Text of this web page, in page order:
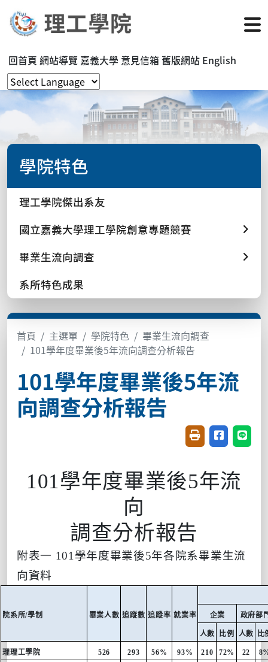
回首頁 網站導覽 嘉義大學 意見信箱 舊版網站 English
學院特色
理工學院傑出系友
國立嘉義大學理工學院創意專題競賽
畢業生流向調查
系所特色成果
首頁 主選單 學院特色
畢業生流向調查
101學年度畢業後5年流向調查分析報告
101學年度畢業後5年流
向調查分析報告
友善列印(開新視
分享至臉書
分享
101學年度畢業後5年流
向
調查分析報告
附表一 101 學年度畢業後5年各院系畢業生流
向資料
院系所/學制 畢業人數 追蹤數 追蹤率 就業率 企業 政府部
人數 比例 人數 比
理理工學院 526 293 56% 93% 210 72% 22